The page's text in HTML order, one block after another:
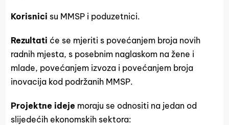
Korisnici su MMSP i poduzetnici.
Rezultati će se mjeriti s povećanjem broja novih
radnih mjesta, s posebnim naglaskom na žene i
mlade, povećanjem izvoza i povećanjem broja
inovacija kod podržanih MMSP.
Projektne ideje moraju se odnositi na jedan od
slijedećih ekonomskih sektora: